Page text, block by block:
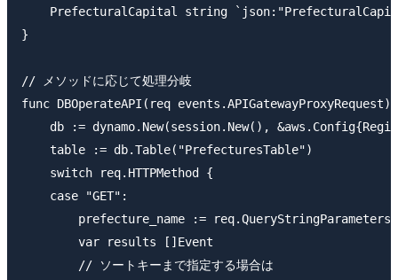
PrefecturalCapital string
}
// メソッドに応じて処理分岐
func DBOperateAPI(req
db := dynamo.New(session.New(),
    table := db.Table("PrefecturesTable")
    switch req.HTTPMethod {
    case "GET":
prefecture_name :=
        var results []Event
        // ソートキーまで指定する場合は